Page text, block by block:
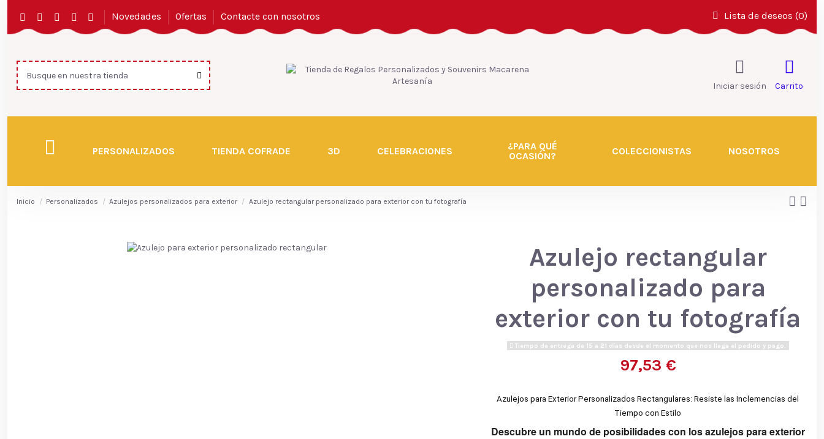
Novedades Ofertas Contacte con nosotros Lista de deseos (0)
Iniciar sesión Carrito
PERSONALIZADOS TIENDA COFRADE 3D CELEBRACIONES
¿PARA QUÉ
OCASIÓN?
COLECCIONISTAS NOSOTROS
Inicio Personalizados Azulejos personalizados para exterior Azulejo rectangular personalizado para exterior con tu fotografía
Azulejo rectangular
personalizado para
exterior con tu fotografía
Tiempo de entrega de 15 a 21 días desde el momento que nos llega el pedido y pago.
97,53 €
Azulejos para Exterior Personalizados Rectangulares: Resiste las Inclemencias del
Tiempo con Estilo
Descubre un mundo de posibilidades con los azulejos para exterior